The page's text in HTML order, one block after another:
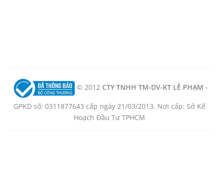
© 2012 CTY TNHH TM-DV-KT LÊ PHẠM -
GPKD số: 0311877643 cấp ngày 21/03/2013. Nơi cấp: Sở Kế
Hoạch Đầu Tư TPHCM